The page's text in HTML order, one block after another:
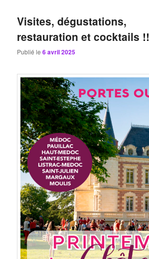
Visites, dégustations,
restauration et cocktails !!
Publié le6 avril 2025